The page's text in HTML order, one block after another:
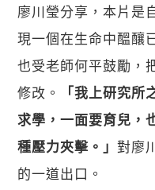
廖川瑩分享，本片是
現一個在生命中醞釀
也受老師何平鼓勵，
修改。
「我上研究
求學，一面要育兒，
種壓力夾擊。」對廖
的一道出口。